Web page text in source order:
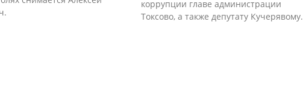
коррупции главе администрации
Токсово, а также депутату Кучерявому.